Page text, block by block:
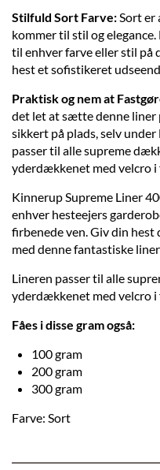
Stilfuld Sort Farve:Sort er
kommer til stil og
til enhver farve eller stil
hest et sofistikeret
Praktisk og nem at
det let at sætte denne liner
sikkert på plads, selv
passer til alle supreme
yderdækkenet med velcro i
Kinnerup Supreme Liner
enhver hesteejers
firbenede ven. Giv din
med denne fantastiske
Lineren passer til alle
yderdækkenet med velcro i
Fåes i disse gram også:
100 gram
200 gram
300 gram
Farve: Sort